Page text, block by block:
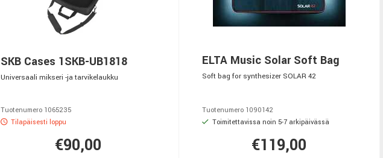
SKB Cases 1SKB-UB1818
Universaali mikseri -ja tarvikelaukku
Tuotenumero 1065235
Tilapäisesti loppu
€90,00
ELTA Music Solar Soft Bag
Soft bag for synthesizer SOLAR 42
Tuotenumero 1090142
Toimitettavissa noin 5-7 arkipäivässä
€119,00